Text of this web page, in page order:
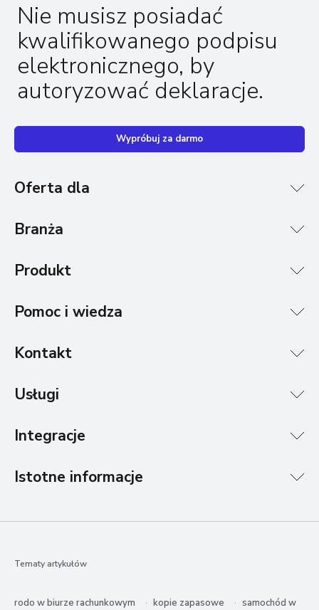
Nie musisz posiadać
kwalifikowanego podpisu
elektronicznego, by
autoryzować deklaracje.
Wypróbuj za darmo
Oferta dla
Branża
Produkt
Pomoc i wiedza
Kontakt
Usługi
Integracje
Istotne informacje
Tematy artykułów
rodo w biurze rachunkowym kopie zapasowe samochód w